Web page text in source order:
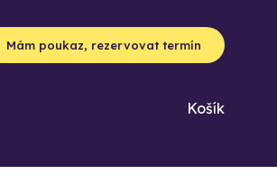
Mám poukaz, rezervovat termín
Košík